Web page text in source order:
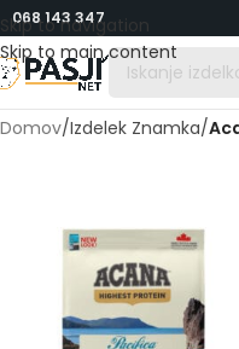
Skip to navigation
Skip to main content
068 143 347
Domov/Izdelek Znamka/